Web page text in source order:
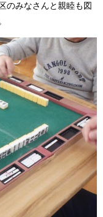
のみなさんと親睦も図